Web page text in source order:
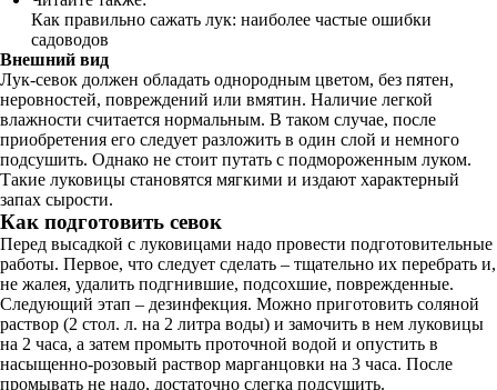
Как правильно сажать лук: наиболее частые ошибки
садоводов
Внешний вид
Лук-севок должен обладать однородным цветом, без пятен,
неровностей, повреждений или вмятин. Наличие легкой
влажности считается нормальным. В таком случае, после
приобретения его следует разложить в один слой и немного
подсушить. Однако не стоит путать с подмороженным луком.
Такие луковицы становятся мягкими и издают характерный
запах сырости.
Как подготовить севок
Перед высадкой с луковицами надо провести подготовительные
работы. Первое, что следует сделать – тщательно их перебрать и,
не жалея, удалить подгнившие, подсохшие, поврежденные.
Следующий этап – дезинфекция. Можно приготовить соляной
раствор (2 стол. л. на 2 литра воды) и замочить в нем луковицы
на 2 часа, а затем промыть проточной водой и опустить в
насыщенно-розовый раствор марганцовки на 3 часа. После
промывать не надо, достаточно слегка подсушить.